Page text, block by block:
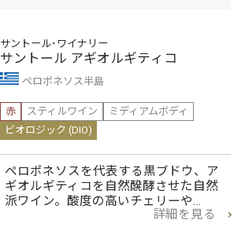
サントール･ワイナリー
サントール アギオルギティコ
ペロポネソス半島
赤
スティルワイン
ミディアムボディ
ビオロジック (DIO)
ペロポネソスを代表する黒ブドウ、ア
ギオルギティコを自然醗酵させた自然
派ワイン。酸度の高いチェリーや…
詳細を見る